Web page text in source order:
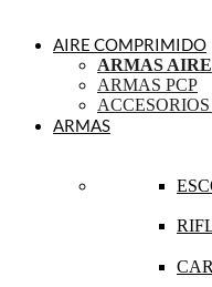
AIRE COMPRIMIDO
ARMAS AIRE
ARMAS PCP
ARMAS